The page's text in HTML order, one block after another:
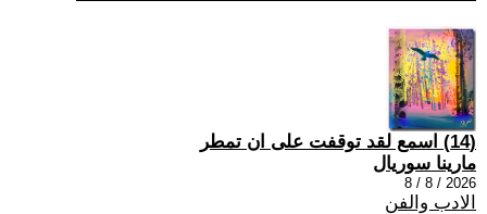
(14) اسمع لقد توقفت على ان تمطر
مارينا سوريال
2026 / 8 / 8
الادب والفن